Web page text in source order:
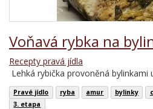
Voňavá rybka na
Recepty pravá jídla
Lehká rybička provoněná bylinkami
Pravé jídlo ryba amur bylinky
3. etapa